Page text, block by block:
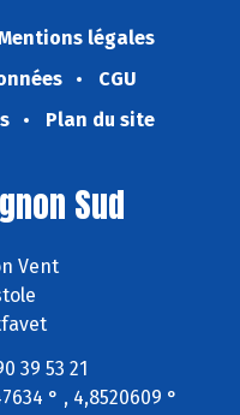
légales
CGU
Plan du site
Sud
Vent
39 53 21
° , 4,8520609 °